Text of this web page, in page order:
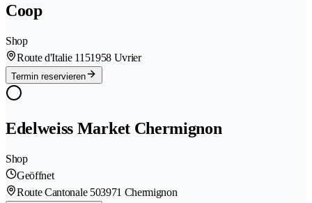
Coop
Shop
Route d'Italie 1151958 Uvrier
Termin reservieren
Edelweiss Market Chermignon
Shop
Geöffnet
Route Cantonale 503971 Chermignon